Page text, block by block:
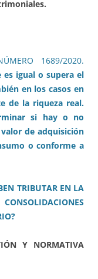
1689/2020.
es igual o supera el
en los casos en
de la riqueza real.
si hay o no
de adquisición
o conforme a
TRIBUTAR EN LA
Y NORMATIVA